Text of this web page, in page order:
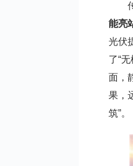
能亮
光伏
了“
面，
果，
筑”。